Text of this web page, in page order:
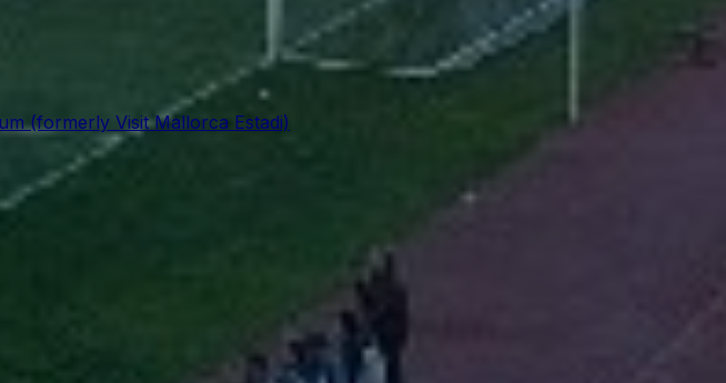
(formerly Visit Mallorca Estadi)